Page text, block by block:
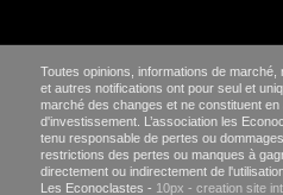
Toutes opinions, informations de
et autres notifications ont pour seul et
marché des changes et ne constituent
d'investissement. L’association les
tenu responsable de pertes ou
restrictions des pertes ou manques à
directement ou indirectement de
Les Econoclastes - 10px - creation site